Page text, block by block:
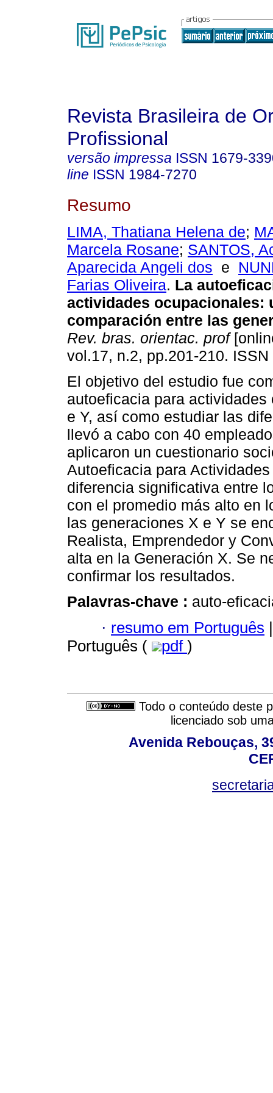
Revista Brasileira de
Profissional
versão impressa ISSN 1679-
line ISSN 1984-7270
Resumo
LIMA, Thatiana Helena de;
Marcela Rosane; SANTOS,
Aparecida Angeli dos e
Farias Oliveira. La
actividades ocupacionales:
comparación entre las
Rev. bras. orientac. prof
vol.17, n.2, pp.201-210.
El objetivo del estudio fue
autoeficacia para
e Y, así como estudiar las
llevó a cabo con 40
aplicaron un cuestionario
Autoeficacia para
diferencia significativa entre
con el promedio más alto en
las generaciones X e Y se
Realista, Emprendedor y
alta en la Generación X. Se
confirmar los resultados.
Palavras-chave : auto-
· resumo em Português |
Português (
pdf )
Todo o conteúdo deste
licenciado sob
Avenida Rebouças,